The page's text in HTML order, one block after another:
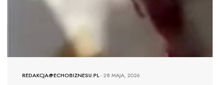
REDAKCJA@ECHOBIZNESU.PL-28 MAJA, 2026